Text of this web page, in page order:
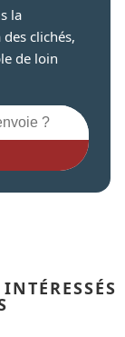
la
clichés,
de loin